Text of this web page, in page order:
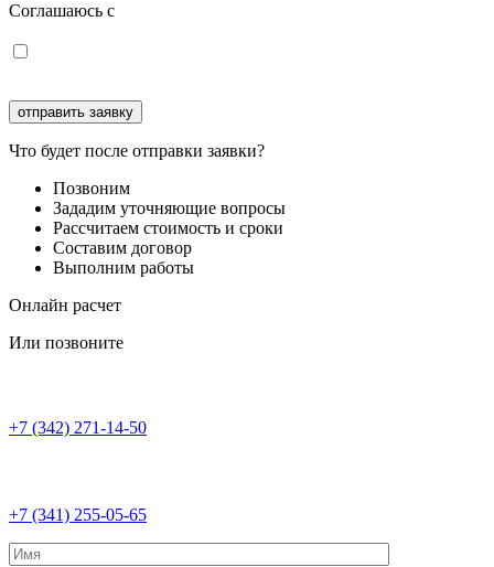
Соглашаюсь с
Что будет после отправки заявки?
Позвоним
Зададим уточняющие вопросы
Рассчитаем стоимость и сроки
Составим договор
Выполним работы
Онлайн расчет
Или позвоните
+7 (342) 271-14-50
+7 (341) 255-05-65